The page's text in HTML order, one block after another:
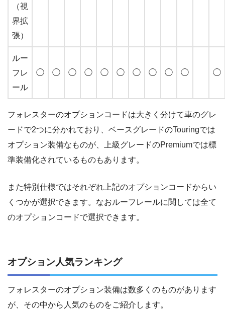
（視
界拡
張）
ルー
フレ
ール
◯ ◯ ◯ ◯ ◯ ◯ ◯ ◯ ◯ ◯ ◯
フォレスターのオプションコードは大きく分けて車のグレ
ードで2つに分かれており、ベースグレードのTouringでは
オプション装備なものが、上級グレードのPremiumでは標
準装備化されているものもあります。
また特別仕様ではそれぞれ上記のオプションコードからい
くつかが選択できます。なおルーフレールに関しては全て
のオプションコードで選択できます。
オプション人気ランキング
フォレスターのオプション装備は数多くのものがあります
が、その中から人気のものをご紹介します。